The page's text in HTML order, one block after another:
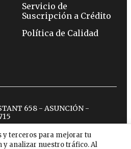
y terceros para mejorar tu
y analizar nuestro tráfico. Al
Servicio de
Suscripción a Crédito
Política de Calidad
658 - ASUNCIÓN -